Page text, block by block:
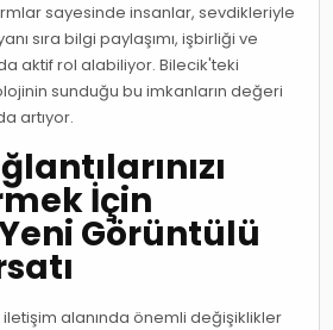
sayesinde insanlar, sevdikleriyle
sıra bilgi paylaşımı, işbirliği ve
aktif rol alabiliyor. Bilecik'teki
sunduğu bu imkanların değeri
artıyor.
İçin
Görüntülü
alanında önemli değişiklikler